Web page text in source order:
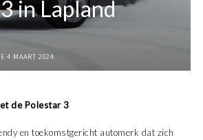
in Lapland
4 MAART 2024
de Polestar 3
en toekomstgericht automerk dat zich